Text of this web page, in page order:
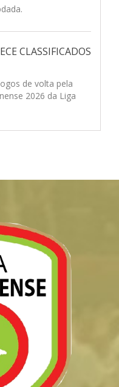
CLASSIFICADOS
de volta pela
2026 da Liga